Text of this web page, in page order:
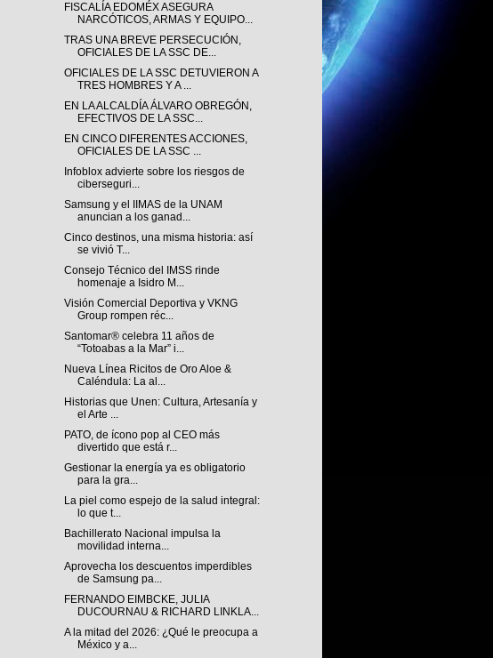
FISCALÍA EDOMÉX ASEGURA
NARCÓTICOS, ARMAS Y EQUIPO...
TRAS UNA BREVE PERSECUCIÓN,
OFICIALES DE LA SSC DE...
OFICIALES DE LA SSC DETUVIERON A
TRES HOMBRES Y A ...
EN LA ALCALDÍA ÁLVARO OBREGÓN,
EFECTIVOS DE LA SSC...
EN CINCO DIFERENTES ACCIONES,
OFICIALES DE LA SSC ...
Infoblox advierte sobre los riesgos de
ciberseguri...
Samsung y el IIMAS de la UNAM
anuncian a los ganad...
Cinco destinos, una misma historia: así
se vivió T...
Consejo Técnico del IMSS rinde
homenaje a Isidro M...
Visión Comercial Deportiva y VKNG
Group rompen réc...
Santomar® celebra 11 años de
“Totoabas a la Mar” i...
Nueva Línea Ricitos de Oro Aloe &
Caléndula: La al...
Historias que Unen: Cultura, Artesanía y
el Arte ...
PATO, de ícono pop al CEO más
divertido que está r...
Gestionar la energía ya es obligatorio
para la gra...
La piel como espejo de la salud integral:
lo que t...
Bachillerato Nacional impulsa la
movilidad interna...
Aprovecha los descuentos imperdibles
de Samsung pa...
FERNANDO EIMBCKE, JULIA
DUCOURNAU & RICHARD LINKLA...
A la mitad del 2026: ¿Qué le preocupa a
México y a...